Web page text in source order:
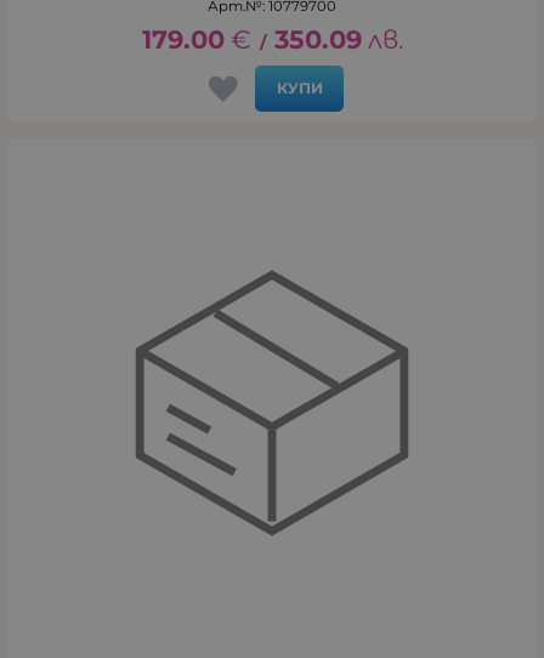
Арт.№: 10779700
179.00 € / 350.09 лв.
КУПИ